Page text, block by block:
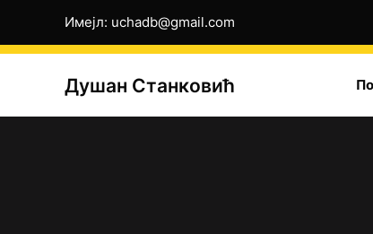
садржај
Имејл: uchadb@gmail.com
Душан Станковић